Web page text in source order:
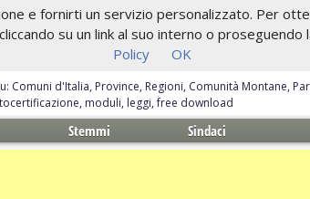
e fornirti un servizio personalizzato. Per
su un link al suo interno o
Policy
OK
Comuni d'Italia, Province, Regioni, Comunità Montane,
moduli, leggi, free download
Stemmi Sindaci